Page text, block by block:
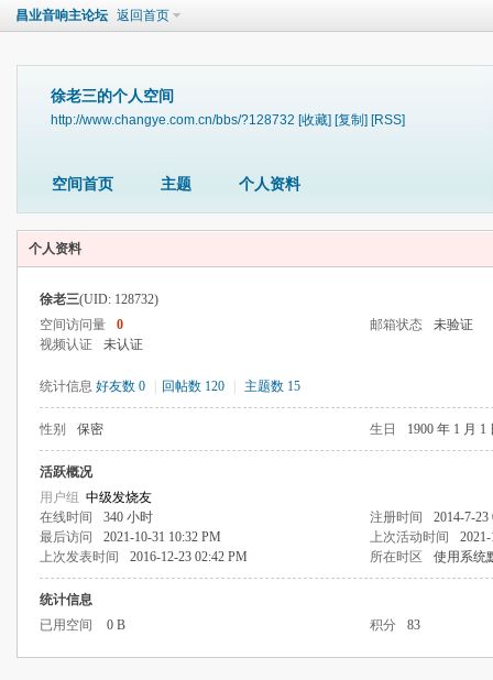
昌业音响主论坛 返回首页
徐老三的个人空间
http://www.changye.com.cn/bbs/?128732 [收藏] [复制] [RSS]
空间首页 主题 个人资料
个人资料
徐老三(UID: 128732)
空间访问量
0 邮箱状态
未验证
视频认证
未认证
统计信息 好友数 0 回帖数 120 主题数 15
性别 保密 生日 1900 年 1 月 1
活跃概况
用户组 中级发烧友
在线时间
340 小时 注册时间
2014-7-23
最后访问
2021-10-31 10:32 PM 上次活动时间
上次发表时间
2016-12-23 02:42 PM 所在时区 使用系统
统计信息
已用空间
0 B 积分 83